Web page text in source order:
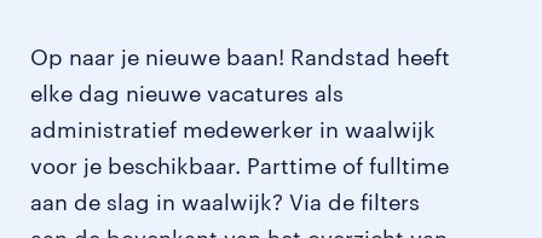
Op naar je nieuwe baan! Randstad heeft
elke dag nieuwe vacatures als
administratief medewerker in waalwijk
voor je beschikbaar. Parttime of fulltime
aan de slag in waalwijk? Via de filters